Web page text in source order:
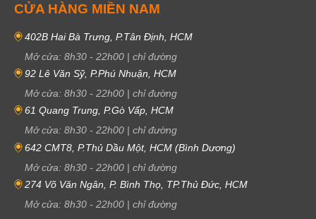
CỬA HÀNG MIỀN NAM
402B Hai Bà Trưng, P.Tân Định, HCM
Mở cửa: 8h30 - 22h00 | chỉ đường
92 Lê Văn Sỹ, P.Phú Nhuận, HCM
Mở cửa: 8h30 - 22h00 | chỉ đường
61 Quang Trung, P.Gò Vấp, HCM
Mở cửa: 8h30 - 22h00 | chỉ đường
642 CMT8, P.Thủ Dầu Một, HCM (Bình Dương)
Mở cửa: 8h30 - 22h00 | chỉ đường
274 Võ Văn Ngân, P. Bình Thọ, TP.Thủ Đức, HCM
Mở cửa: 8h30 - 22h00 | chỉ đường